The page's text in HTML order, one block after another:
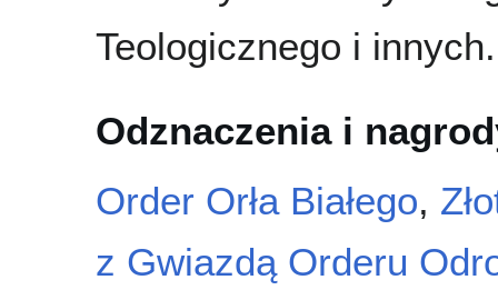
Teologicznego i innych.
Odznaczenia i
Order Orła Białego,
z Gwiazdą Orderu